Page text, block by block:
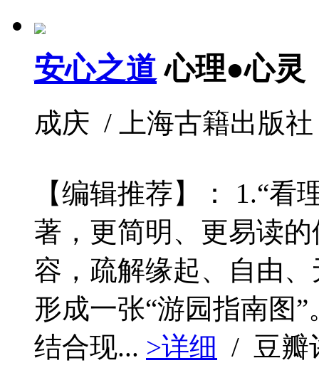
安心之道 心理●心灵
成庆 / 上海古籍出版
【编辑推荐】： 1.“
著，更简明、更易读
容，疏解缘起、自由
形成一张“游园指南图
结合现... >详细 / 豆瓣